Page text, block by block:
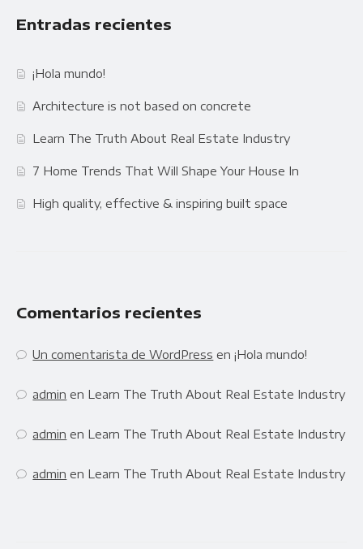
Entradas recientes
¡Hola mundo!
Architecture is not based on concrete
Learn The Truth About Real Estate Industry
7 Home Trends That Will Shape Your House In
High quality, effective & inspiring built space
Comentarios recientes
Un comentarista de WordPress en¡Hola mundo!
admin en Learn The Truth About Real Estate Industry
admin en Learn The Truth About Real Estate Industry
admin en Learn The Truth About Real Estate Industry